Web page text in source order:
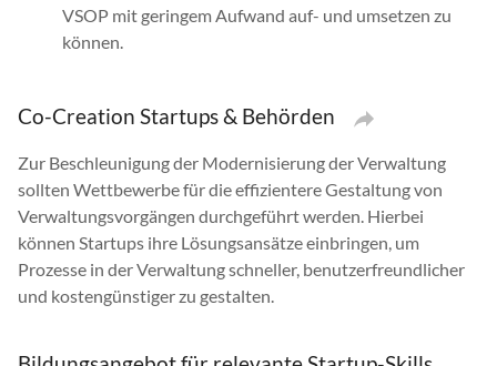
VSOP mit geringem Aufwand auf- und umsetzen zu
können.
Co-Creation Startups & Behörden
Zur Beschleunigung der Modernisierung der Verwaltung
sollten Wettbewerbe für die effizientere Gestaltung von
Verwaltungsvorgängen durchgeführt werden. Hierbei
können Startups ihre Lösungsansätze einbringen, um
Prozesse in der Verwaltung schneller, benutzerfreundlicher
und kostengünstiger zu gestalten.